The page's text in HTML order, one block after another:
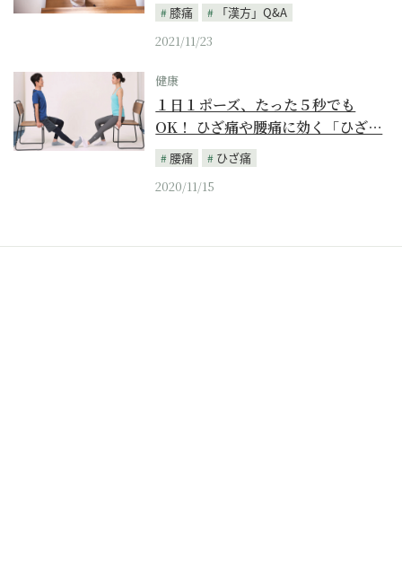
膝痛
「漢方」Q&A
2021/11/23
健康
１日１ポーズ、たった５秒でも
OK！ ひざ痛や腰痛に効く「ひざ…
腰痛
ひざ痛
2020/11/15